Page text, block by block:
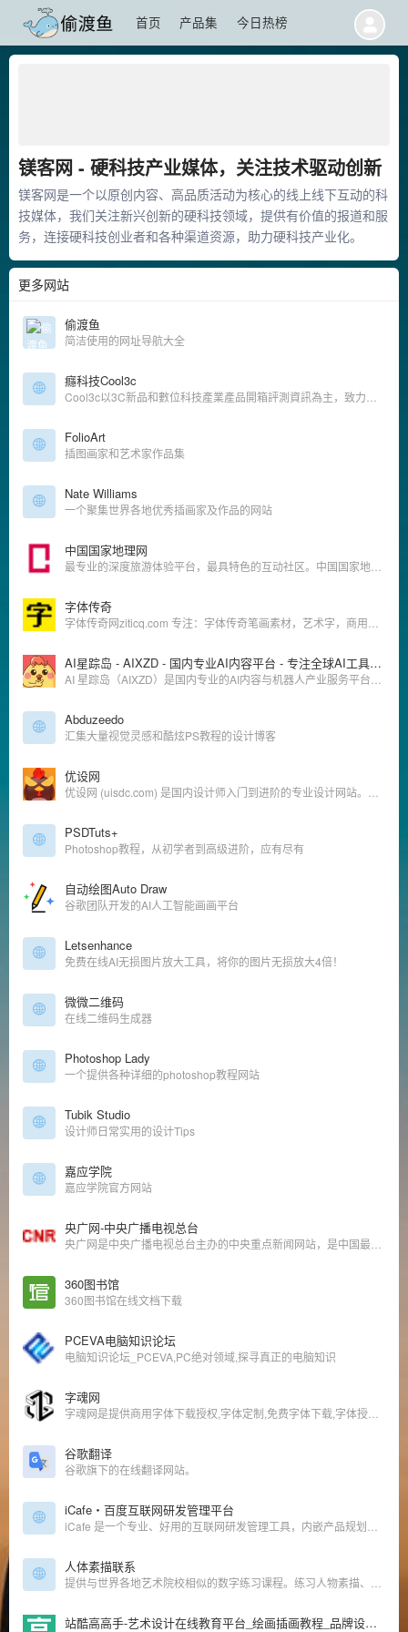
首页 产品集 今日热榜
镁客网 - 硬科技产业媒体，关注技术驱动创新
镁客网是一个以原创内容、高品质活动为核心的线上线下互动的科
技媒体，我们关注新兴创新的硬科技领域，提供有价值的报道和服
务，连接硬科技创业者和各种渠道资源，助力硬科技产业化。
更多网站
偷渡鱼
简洁使用的网址导航大全
癮科技Cool3c
FolioArt
插图画家和艺术家作品集
Nate Williams
一个聚集世界各地优秀插画家及作品的网站
中国国家地理网
字体传奇
AI星踪岛 - AIXZD - 国内专业AI内容平台 - 专注全球AI工具与机器人产业赋能
Abduzeedo
汇集大量视觉灵感和酷炫PS教程的设计博客
优设网
PSDTuts+
Photoshop教程，从初学者到高级进阶，应有尽有
自动绘图Auto Draw
谷歌团队开发的AI人工智能画画平台
Letsenhance
免费在线AI无损图片放大工具，将你的图片无损放大4倍！
微微二维码
在线二维码生成器
Photoshop Lady
一个提供各种详细的photoshop教程网站
Tubik Studio
设计师日常实用的设计Tips
嘉应学院
嘉应学院官方网站
央广网-中央广播电视总台
360图书馆
360图书馆在线文档下载
PCEVA电脑知识论坛
电脑知识论坛_PCEVA,PC绝对领域,探寻真正的电脑知识
字魂网
谷歌翻译
谷歌旗下的在线翻译网站。
iCafe・百度互联网研发管理平台
人体素描联系
站酷高高手-艺术设计在线教育平台_绘画插画教程_品牌设计_UI交互设计_平面视觉_运营设计_摄影艺术课程培训